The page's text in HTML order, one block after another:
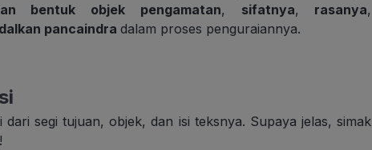
bentuk objek pengamatan, sifatnya, rasanya,
pancaindra dalam proses penguraiannya.
dari segi tujuan, objek, dan isi teksnya. Supaya jelas, simak